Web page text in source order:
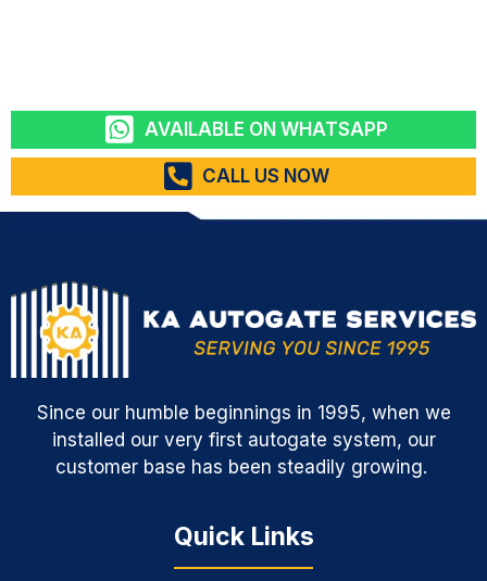
AVAILABLE ON WHATSAPP
CALL US NOW
Since our humble beginnings in 1995, when we
installed our very first autogate system, our
customer base has been steadily growing.
Quick Links